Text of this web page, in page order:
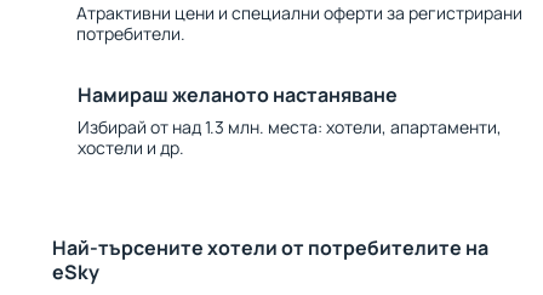
Атрактивни цени и специални оферти за регистрирани
потребители.
Намираш желаното настаняване
Избирай от над 1.3 млн. места: хотели, апартаменти,
хостели и др.
Най-търсените хотели от потребителите на
eSky